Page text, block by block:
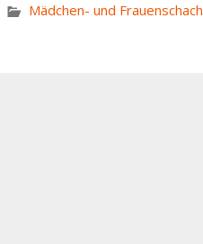
Mädchen- und Frauenschach